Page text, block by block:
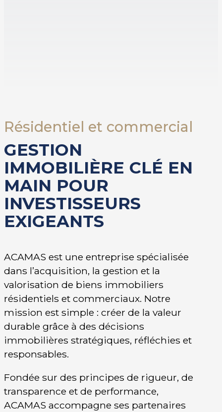
Résidentiel et commercial
GESTION
IMMOBILIÈRE CLÉ EN
MAIN POUR
INVESTISSEURS
EXIGEANTS
ACAMAS est une entreprise spécialisée
dans l’acquisition, la gestion et la
valorisation de biens immobiliers
résidentiels et commerciaux. Notre
mission est simple : créer de la valeur
durable grâce à des décisions
immobilières stratégiques, réfléchies et
responsables.
Fondée sur des principes de rigueur, de
transparence et de performance,
ACAMAS accompagne ses partenaires